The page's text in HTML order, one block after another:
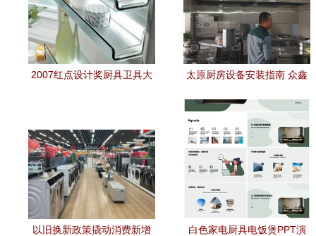
2007红点设计奖厨具卫具大
太原厨房设备安装指南 众鑫
以旧换新政策撬动消费新增
白色家电厨具电饭煲PPT演